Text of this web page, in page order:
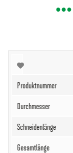
●●●